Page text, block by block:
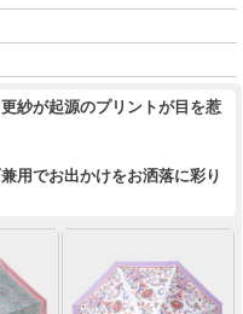
紗が起源のプリントが目を惹
用でお出かけをお洒落に彩り